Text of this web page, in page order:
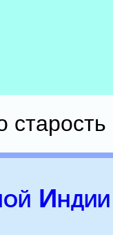
старость